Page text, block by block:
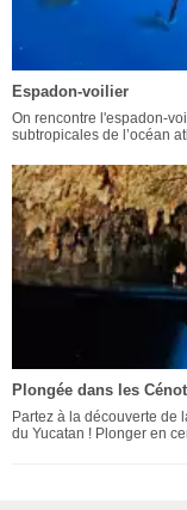
Espadon-voilier
On rencontre l'espadon-
subtropicales de l’océan
Plongée dans les
Partez à la découverte de
du Yucatan ! Plonger en